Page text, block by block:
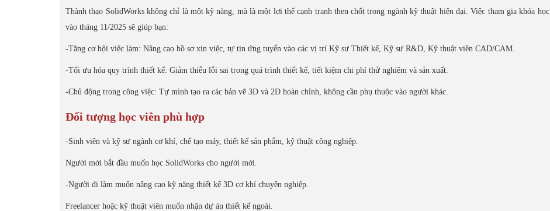
Thành thạo SolidWorks không chỉ là một kỹ năng, mà là một lợi thế cạnh tranh then chốt trong ngành kỹ thuật hiện đại. Việc tham gia khóa học
vào tháng 11/2025 sẽ giúp bạn:
-Tăng cơ hội việc làm: Nâng cao hồ sơ xin việc, tự tin ứng tuyển vào các vị trí Kỹ sư Thiết kế, Kỹ sư R&D, Kỹ thuật viên CAD/CAM.
-Tối ưu hóa quy trình thiết kế: Giảm thiểu lỗi sai trong quá trình thiết kế, tiết kiệm chi phí thử nghiệm và sản xuất.
-Chủ động trong công việc: Tự mình tạo ra các bản vẽ 3D và 2D hoàn chỉnh, không cần phụ thuộc vào người khác.
Đối tượng học viên phù hợp
-Sinh viên và kỹ sư ngành cơ khí, chế tạo máy, thiết kế sản phẩm, kỹ thuật công nghiệp.
Người mới bắt đầu muốn học SolidWorks cho người mới.
-Người đi làm muốn nâng cao kỹ năng thiết kế 3D cơ khí chuyên nghiệp.
Freelancer hoặc kỹ thuật viên muốn nhận dự án thiết kế ngoài.